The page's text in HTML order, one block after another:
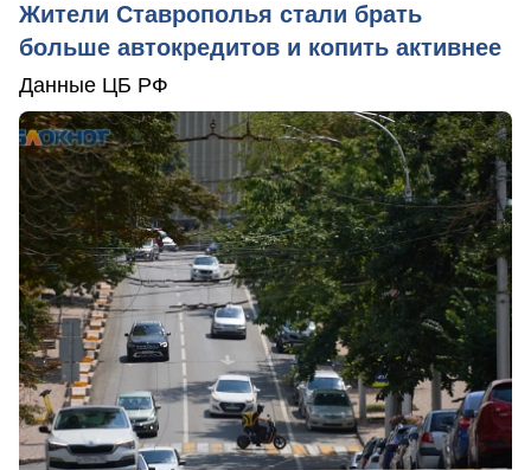
Жители Ставрополья стали брать
больше автокредитов и копить активнее
Данные ЦБ РФ